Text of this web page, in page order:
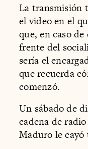
La transmisión
el video en el
que, en caso
frente del
sería el
que recuerda
comenzó.
Un sábado de
cadena de
Maduro le cayó